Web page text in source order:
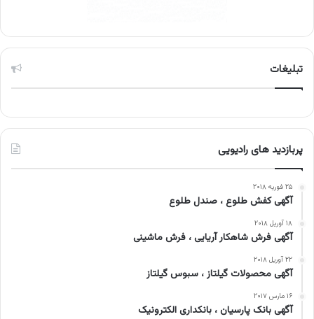
تبلیغات
پربازدید های رادیویی
۲۵ فوریه ۲۰۱۸
آگهی کفش طلوع ، صندل طلوع
۱۸ آوریل ۲۰۱۸
آگهی فرش شاهکار آریایی ، فرش ماشینی
۲۲ آوریل ۲۰۱۸
آگهی محصولات گیلتاز ، سبوس گیلتاز
۱۶ مارس ۲۰۱۷
آگهی بانک پارسیان ، بانکداری الکترونیک